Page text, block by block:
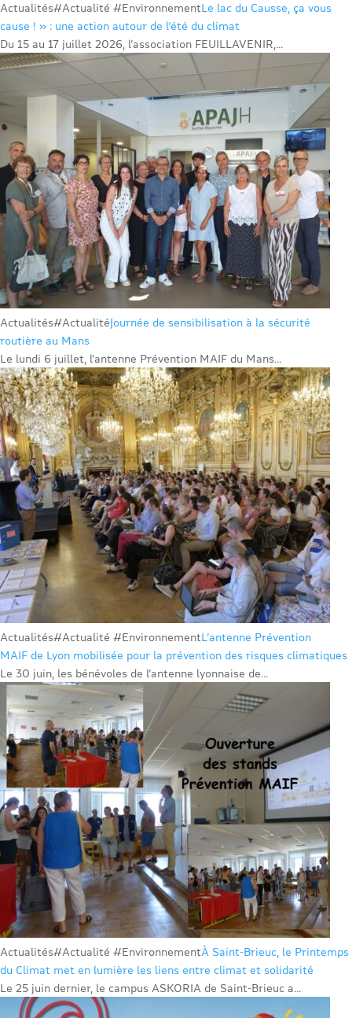
Actualités#Actualité #EnvironnementLe lac du Causse, ça vous
cause ! » : une action autour de l’été du climat
Du 15 au 17 juillet 2026, l’association FEUILLAVENIR,...
Actualités#ActualitéJournée de sensibilisation à la sécurité
routière au Mans
Le lundi 6 juillet, l’antenne Prévention MAIF du Mans...
Actualités#Actualité #EnvironnementL’antenne Prévention
MAIF de Lyon mobilisée pour la prévention des risques climatiques
Le 30 juin, les bénévoles de l’antenne lyonnaise de...
Actualités#Actualité #EnvironnementÀ Saint-Brieuc, le Printemps
du Climat met en lumière les liens entre climat et solidarité
Le 25 juin dernier, le campus ASKORIA de Saint-Brieuc a...